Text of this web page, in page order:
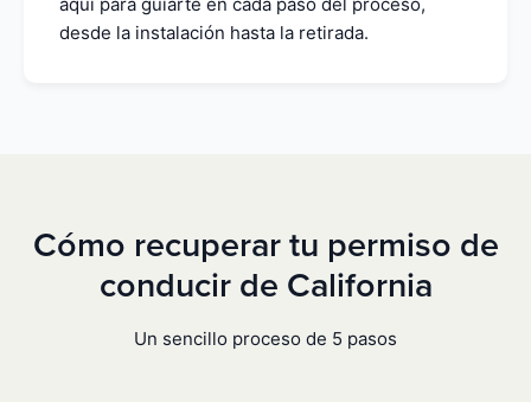
desde la instalación hasta la retirada.
Cómo recuperar tu permiso de
conducir de California
Un sencillo proceso de 5 pasos